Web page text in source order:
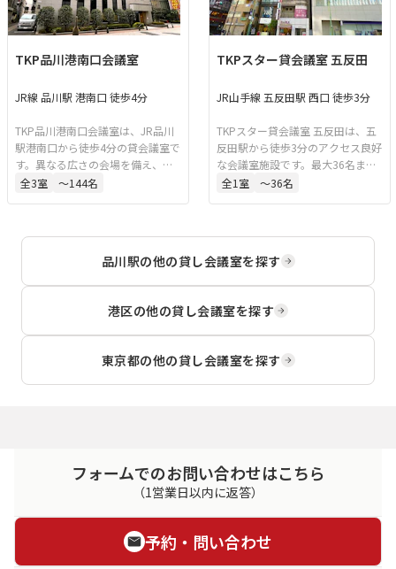
TKP品川港南口会議室
JR線 品川駅 港南口 徒歩4分
TKP品川港南口会議室は、JR品川
駅港南口から徒歩4分の貸会議室で
す。異なる広さの会場を備え、会
議、試験、講演会など様々な用途
全3室 〜144名
TKPスター貸会議室 五反田
JR山手線 五反田駅 西口 徒歩3分
TKPスター貸会議室 五反田は、五
反田駅から徒歩3分のアクセス良好
な会議室施設です。最大36名まで
対応可能で、社内会議やセミナー
全1 室 〜36名
品川駅の他の貸し会議室を探す
港区の他の貸し会議室を探す
東京都の他の貸し会議室を探す
フォームでのお問い合わせはこちら
（1営業日以内に返答）
予約・問い合わせ